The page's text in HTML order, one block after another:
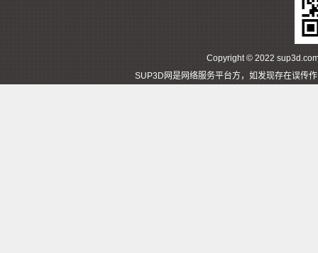
Copyright © 2022
SUP3D网是网络服务平台方，如发现存在误传